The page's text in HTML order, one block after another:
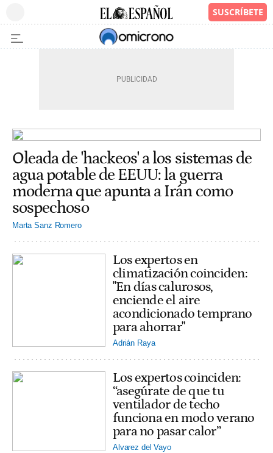
Oleada de 'hackeos' a los sistemas de
agua potable de EEUU: la guerra
moderna que apunta a Irán como
sospechoso
Marta Sanz Romero
Los expertos en
climatización coinciden:
"En días calurosos,
enciende el aire
acondicionado temprano
para ahorrar"
Adrián Raya
Los expertos coinciden:
“asegúrate de que tu
ventilador de techo
funciona en modo verano
para no pasar calor”
Alvarez del Vayo